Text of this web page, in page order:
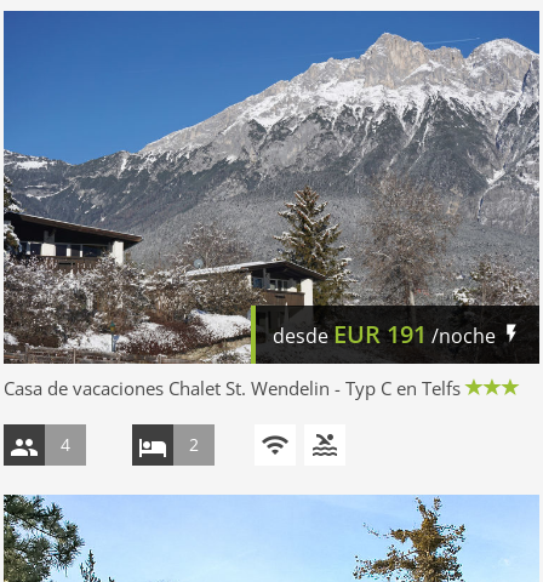
desdeEUR191 /noche
Casa de vacaciones Chalet St. Wendelin - Typ C en Telfs
4 2